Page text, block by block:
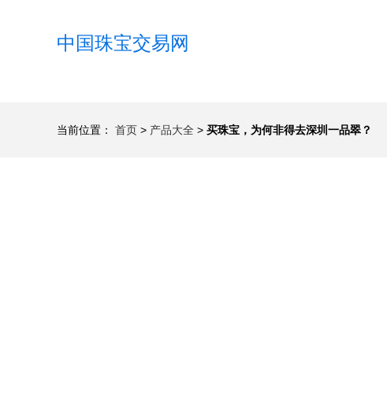
中国珠宝交易网
当前位置： 首页 > 产品大全 > 买珠宝，为何非得去深圳一品翠？